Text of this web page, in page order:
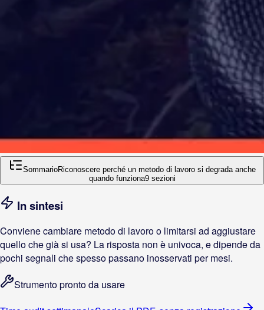
SommarioRiconoscere perché un metodo di lavoro si degrada anche
quando funziona9sezioni
In sintesi
Conviene cambiare metodo di lavoro o limitarsi ad aggiustare
quello che già si usa? La risposta non è univoca, e dipende da
pochi segnali che spesso passano inosservati per mesi.
Strumento pronto da usare